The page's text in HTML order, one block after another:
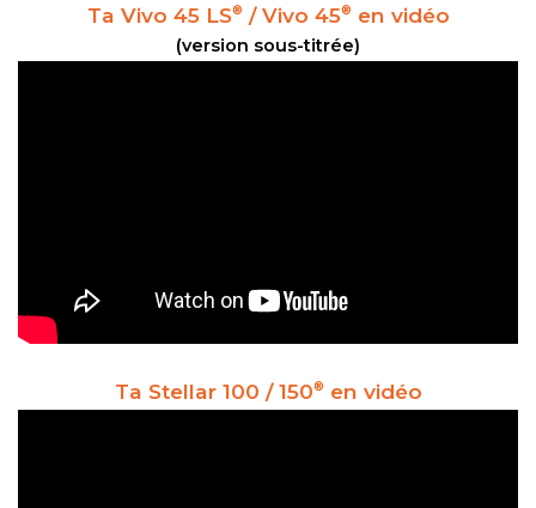
Ta Vivo 45 LS® / Vivo 45® en vidéo
(version sous-titrée)
Ta Stellar 100 / 150® en vidéo